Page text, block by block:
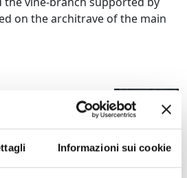
Informazioni sui cookie
on the architrave of the main
facciata Borgo a